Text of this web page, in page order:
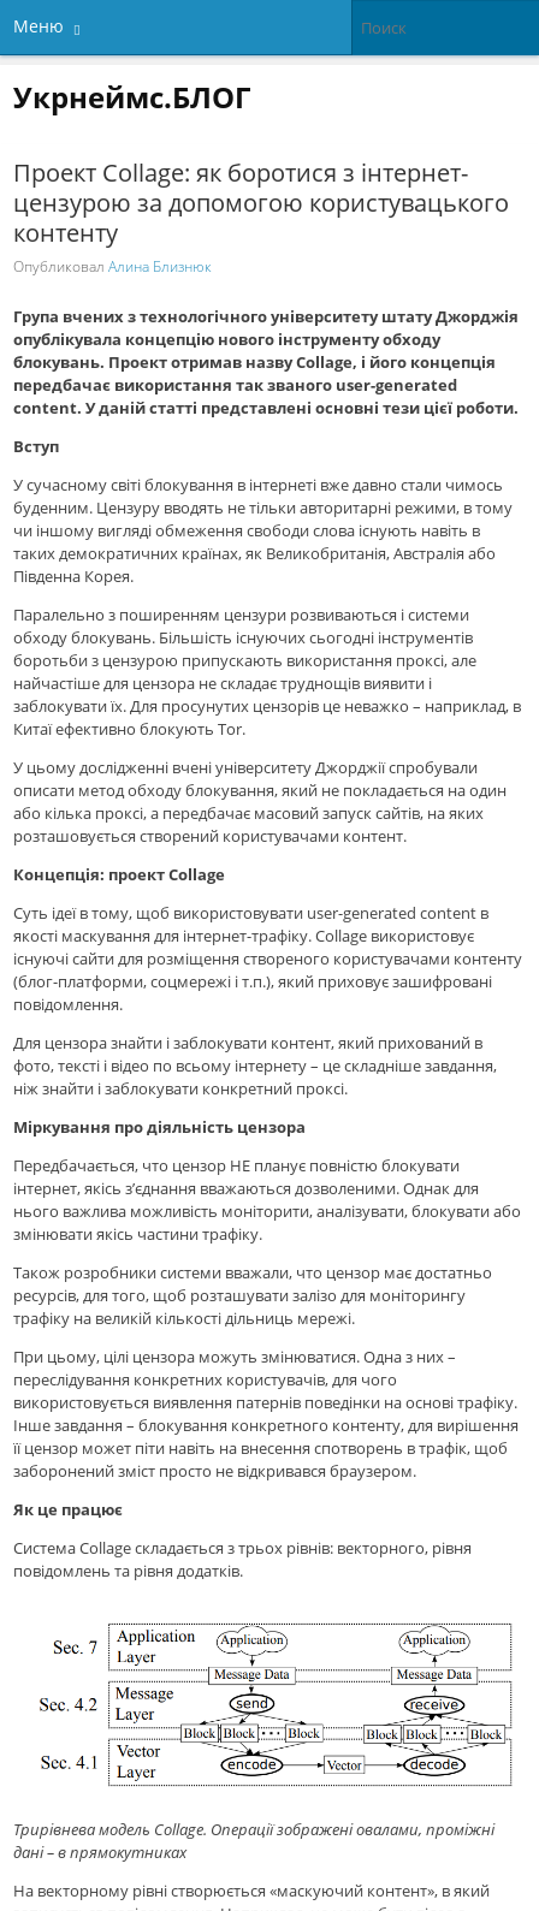
Меню
Укрнеймс.БЛОГ
Проект Collage: як боротися з інтернет-
цензурою за допомогою користувацького
контенту
ОпубликовалАлина Близнюк
Група вчених з технологічного університету штату Джорджія
опублікувала концепцію нового інструменту обходу
блокувань. Проект отримав назву Collage, і його концепція
передбачає використання так званого user-generated
content. У даній статті представлені основні тези цієї роботи.
Вступ
У сучасному світі блокування в інтернеті вже давно стали чимось
буденним. Цензуру вводять не тільки авторитарні режими, в тому
чи іншому вигляді обмеження свободи слова існують навіть в
таких демократичних країнах, як Великобританія, Австралія або
Південна Корея.
Паралельно з поширенням цензури розвиваються і системи
обходу блокувань. Більшість існуючих сьогодні інструментів
боротьби з цензурою припускають використання проксі, але
найчастіше для цензора не складає труднощів виявити і
заблокувати їх. Для просунутих цензорів це неважко – наприклад, в
Китаї ефективно блокують Tor.
У цьому дослідженні вчені університету Джорджії спробували
описати метод обходу блокування, який не покладається на один
або кілька проксі, а передбачає масовий запуск сайтів, на яких
розташовується створений користувачами контент.
Концепція: проект Collage
Суть ідеї в тому, щоб використовувати user-generated content в
якості маскування для інтернет-трафіку. Collage використовує
існуючі сайти для розміщення створеного користувачами контенту
(блог-платформи, соцмережі і т.п.), який приховує зашифровані
повідомлення.
Для цензора знайти і заблокувати контент, який прихований в
фото, тексті і відео по всьому інтернету – це складніше завдання,
ніж знайти і заблокувати конкретний проксі.
Міркування про діяльність цензора
Передбачається, что цензор НЕ планує повністю блокувати
інтернет, якісь з’єднання вважаються дозволеними. Однак для
нього важлива можливість моніторити, аналізувати, блокувати або
змінювати якісь частини трафіку.
Також розробники системи вважали, что цензор має достатньо
ресурсів, для того, щоб розташувати залізо для моніторингу
трафіку на великій кількості дільниць мережі.
При цьому, цілі цензора можуть змінюватися. Одна з них –
переслідування конкретних користувачів, для чого
використовується виявлення патернів поведінки на основі трафіку.
Інше завдання – блокування конкретного контенту, для вирішення
її цензор может піти навіть на внесення спотворень в трафік, щоб
заборонений зміст просто не відкривався браузером.
Як це працює
Система Collage складається з трьох рівнів: векторного, рівня
повідомлень та рівня додатків.
Трирівнева модель Collage. Операції зображені овалами, проміжні
дані – в прямокутниках
На векторному рівні створюється «маскуючий контент», в який